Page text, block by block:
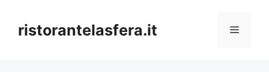
contentristorantelasfera.it Menu